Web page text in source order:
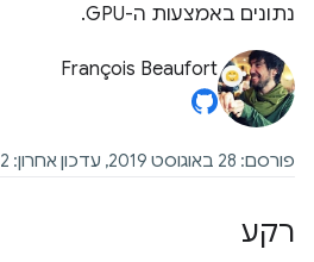
נתונים באמצעות ה-GPU.
François Beaufort
פורסם: 28 באוגוסט 2019, עדכון אחרון: 12 באוגוסט 2025
רקע